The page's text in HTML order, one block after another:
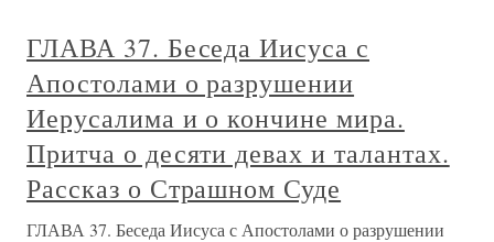
ГЛАВА 37. Беседа Иисуса с
Апостолами о разрушении
Иерусалима и о кончине мира.
Притча о десяти девах и талантах.
Рассказ о Страшном Суде
ГЛАВА 37. Беседа Иисуса с Апостолами о разрушении